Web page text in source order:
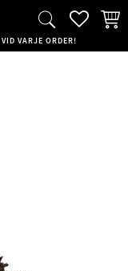
VID VARJE ORDER!